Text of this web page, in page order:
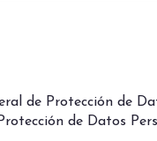
de Protección de
de Datos